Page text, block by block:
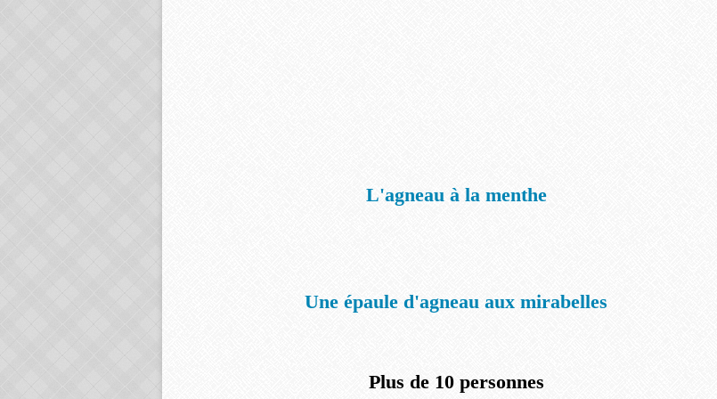
L'agneau à la menthe
Une épaule d'agneau aux mirabelles
Plus de 10 personnes